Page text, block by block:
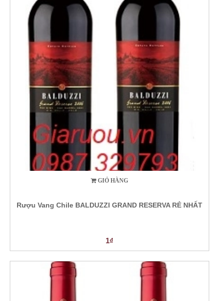
GIỎ HÀNG
Rượu Vang Chile BALDUZZI GRAND RESERVA RẺ NHẤT
1₫